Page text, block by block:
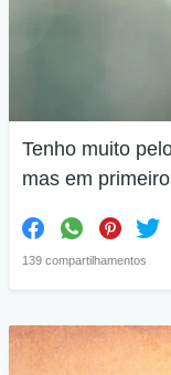
Tenho muito
mas em
139 compartilhamentos